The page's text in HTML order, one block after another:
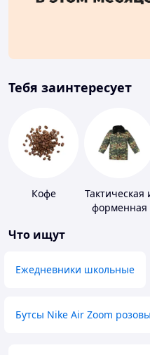
Тебя заинтересует
Кофе
Тактическая
форменная
Что ищут
Ежедневники школьные
Бутсы Nike Air Zoom